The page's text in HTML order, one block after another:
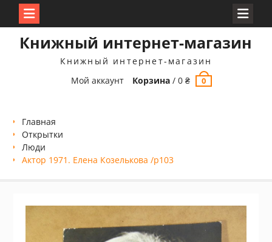
Книжный интернет-магазин
Книжный интернет-магазин
Мой аккаунт
Корзина /0₴ 0
Главная
Открытки
Люди
Актор 1971. Елена Козелькова /p103